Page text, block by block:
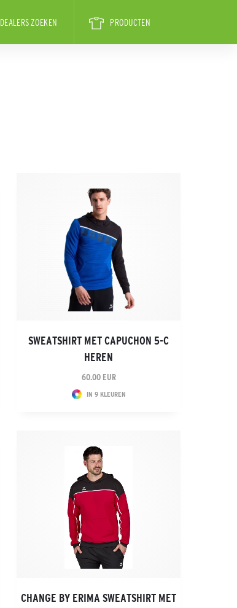
DEALERS ZOEKEN PRODUCTEN
SWEATSHIRT MET CAPUCHON 5-C
HEREN
60.00 EUR
IN 9 KLEUREN
CHANGE BY ERIMA SWEATSHIRT MET